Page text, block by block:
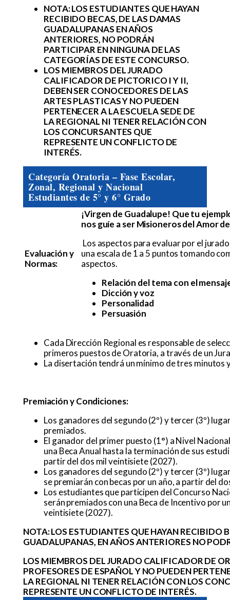
NOTA: LOS ESTUDIANTES QUE HAYAN
RECIBIDO BECAS, DE LAS DAMAS
GUADALUPANAS EN AÑOS
ANTERIORES, NO PODRÁN
PARTICIPAR EN NINGUNA DE LAS
CATEGORÍAS DE ESTE CONCURSO.
LOS MIEMBROS DEL JURADO
CALIFICADOR DE PICTORICO I Y II,
DEBEN SER CONOCEDORES DE LAS
ARTES PLASTICAS Y NO PUEDEN
PERTENECER A LA ESCUELA SEDE DE
LA REGIONAL NI TENER RELACIÓN CON
LOS CONCURSANTES QUE
REPRESENTE UN CONFLICTO DE
INTERÉS.
Categoría Oratoria – Fase Escolar,
Zonal, Regional y Nacional
Estudiantes de 5° y 6° Grado
Evaluación y
Normas:
¡Virgen de Guadalupe! Que tu
nos guíe a ser Misioneros del Amor
Los aspectos para evaluar por el
una escala de 1 a 5 puntos tomando
aspectos.
Relación del tema con el
Dicción y voz
Personalidad
Persuasión
Cada Dirección Regional es responsable de
primeros puestos de Oratoria, a través de un
La disertación tendrá un mínimo de tres minutos
Premiación y Condiciones:
Los ganadores del segundo (2º) y tercer (3º)
premiados.
El ganador del primer puesto (1°) a Nivel
una Beca Anual hasta la terminación de sus
partir del dos mil veintisiete (2027).
Los ganadores del segundo (2º) y tercer (3º)
se premiarán con becas por un año, a partir del
Los estudiantes que participen del Concurso
serán premiados con una Beca de Incentivo por
veintisiete (2027).
NOTA: LOS ESTUDIANTES QUE HAYAN RECIBIDO
GUADALUPANAS, EN AÑOS ANTERIORES NO
LOS MIEMBROS DEL JURADO CALIFICADOR DE
PROFESORES DE ESPAÑOL Y NO PUEDEN
LA REGIONAL NI TENER RELACIÓN CON LOS
REPRESENTE UN CONFLICTO DE INTERÉS.